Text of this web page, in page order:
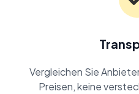
Vergleichen Sie
Preisen, keine